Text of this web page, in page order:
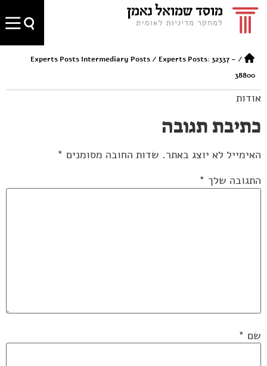
/
Experts Posts Intermediary Posts/ Experts Posts: 32337 –
38800
אודות
כתיבת תגובה
האימייל לא יוצג באתר. שדות החובה מסומנים *
התגובה שלך *
שם *